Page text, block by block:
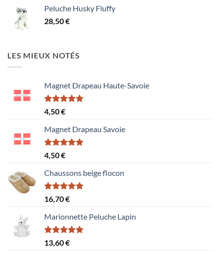
1,50 €
Peluche Husky Fluffy
28,50€
LES MIEUX NOTÉS
Magnet Drapeau Haute-Savoie
Note5.00
sur 5
4,50€
Magnet Drapeau Savoie
Note5.00
sur 5
4,50€
Chaussons beige flocon
Note5.00
sur 5
16,70€
Marionnette Peluche Lapin
Note5.00
sur 5
13,60€